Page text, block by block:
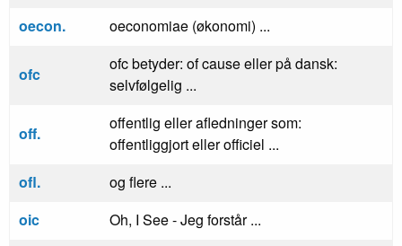
oecon.
oeconomiae (økonomi) ...
ofc
ofc betyder: of cause eller på dansk:
selvfølgelig ...
off.
offentlig eller afledninger som:
offentliggjort eller officiel ...
ofl.
og flere ...
oic
Oh, I See - Jeg forstår ...